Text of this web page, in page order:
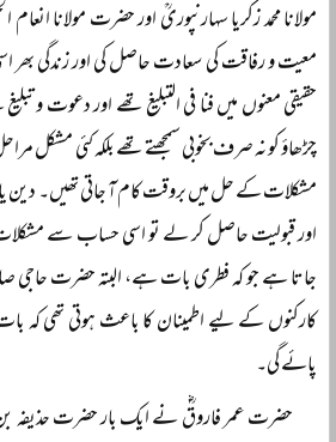
مولانا محمد زکریا سہارنپوریؒ اور حضرت مولانا
معیت و رفاقت کی سعادت حاصل کی اور زندگی
حقیقی معنوں میں فنا فی التبلیغ تھے اور دعوت و
چڑھاؤ کو نہ صرف بخوبی سمجھتے تھے بلکہ کئی مشکل
مشکلات کے حل میں بروقت کام آ جاتی تھیں۔ دین
اور قبولیت حاصل کر لے تو اسی حساب سے مشکلات
جاتا ہے جو کہ فطری بات ہے، البتہ حضرت حاجی
کارکنوں کے لیے اطمینان کا باعث ہوتی تھی
پائے گی۔
حضرت عمر فاروقؓ نے ایک بار حضرت حذیفہ